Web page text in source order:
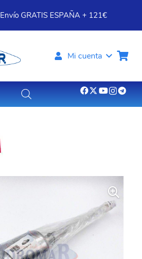
Envío GRATIS ESPAÑA + 121€
Mi cuenta